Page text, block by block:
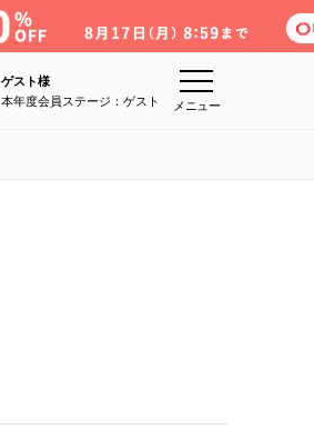
ゲスト様
本年度会員ステージ：ゲスト
メニュー